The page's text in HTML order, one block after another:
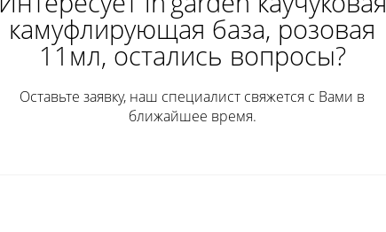
камуфлирующая база, розовая
11мл, остались вопросы?
Оставьте заявку, наш специалист свяжется с Вами в
ближайшее время.